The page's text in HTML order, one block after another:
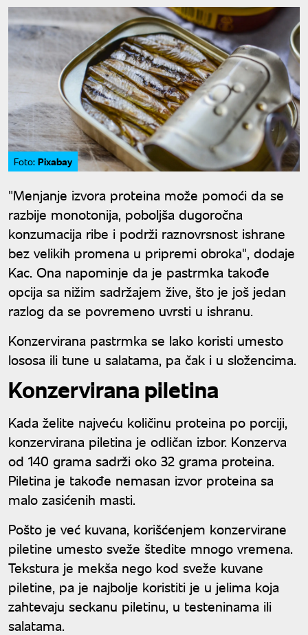
Foto: Pixabay
"Menjanje izvora proteina može pomoći da se
razbije monotonija, poboljša dugoročna
konzumacija ribe i podrži raznovrsnost ishrane
bez velikih promena u pripremi obroka", dodaje
Kac. Ona napominje da je pastrmka takođe
opcija sa nižim sadržajem žive, što je još jedan
razlog da se povremeno uvrsti u ishranu.
Konzervirana pastrmka se lako koristi umesto
lososa ili tune u salatama, pa čak i u složencima.
Konzervirana piletina
Kada želite najveću količinu proteina po porciji,
konzervirana piletina je odličan izbor. Konzerva
od 140 grama sadrži oko 32 grama proteina.
Piletina je takođe nemasan izvor proteina sa
malo zasićenih masti.
Pošto je već kuvana, korišćenjem konzervirane
piletine umesto sveže štedite mnogo vremena.
Tekstura je mekša nego kod sveže kuvane
piletine, pa je najbolje koristiti je u jelima koja
zahtevaju seckanu piletinu, u testeninama ili
salatama.